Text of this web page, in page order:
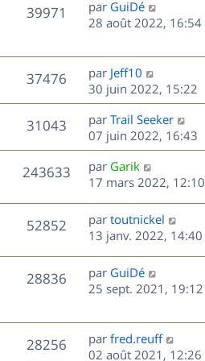
s
n
i
r
m
e
s
s
a
g
e
39971
s
D
e
n
i
e
r
m
e
s
s
a
g
e
par GuiDé
28 août 2022, 16:54
37476V
u
e
s
D
e
r
n
i
e
r
m
e
s
s
e
par Jeff10
30 juin 2022, 15:22
31043V
u
e
D
e
r
n
i
e
r
m
s
a
e
par Trail Seeker
07 juin 2022, 16:43
243633V
u
s
D
e
n
i
r
m
e
s
a
par Garik
17 mars 2022, 12:10
52852V
u
e
D
e
i
e
e
par toutnickel
13 janv. 2022, 14:40
28836V
D
e
n
i
e
par GuiDé
25 sept. 2021, 19:12
28256V
D
e
par fred.reuff
02 août 2021, 12:26